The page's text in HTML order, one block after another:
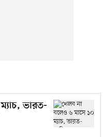
ভারত-